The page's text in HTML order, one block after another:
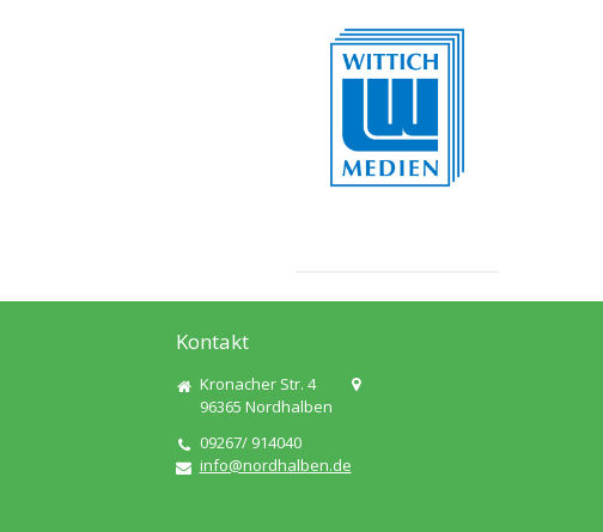
Kontakt
Kronacher Str. 4
96365 Nordhalben
09267/ 914040
info@nordhalben.de